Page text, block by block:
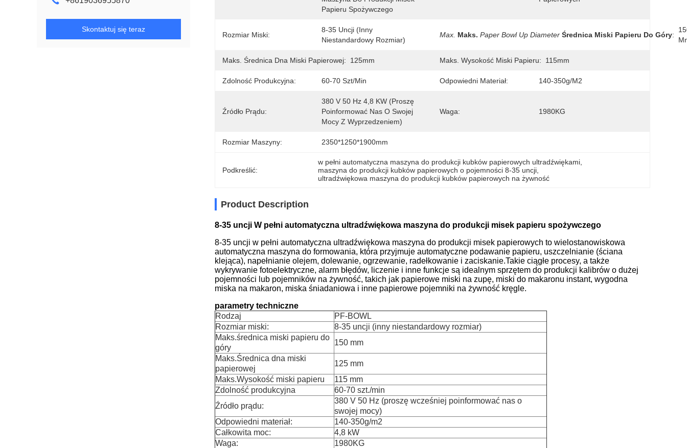
Skontaktuj się teraz
Papieru Spożywczego
Rozmiar Miski:
8-35 Uncji (inny
Niestandardowy Rozmiar)
Max. Maks. Paper Bowl Up Diameter Średnica Miski Papieru Do Góry:
Maks. Średnica Dna Miski Papierowej: 125mm Maks. Wysokość Miski Papieru: 115mm
Zdolność Produkcyjna: 60-70 Szt/min Odpowiedni Materiał: 140-350g/m2
Źródło Prądu:
380 V 50 Hz 4,8 KW (proszę
Poinformować Nas O Swojej
Mocy Z Wyprzedzeniem)
Waga: 1980KG
Rozmiar Maszyny: 2350*1250*1900mm
Podkreślić:
w pełni automatyczna maszyna do produkcji kubków papierowych ultradźwiękami
maszyna do produkcji kubków papierowych o pojemności 8-35 uncji
ultradźwiękowa maszyna do produkcji kubków papierowych na żywność
Product Description
8-35 uncji W pełni automatyczna ultradźwiękowa maszyna do produkcji misek papieru spożywczego
8-35 uncji w pełni automatyczna ultradźwiękowa maszyna do produkcji misek papierowych to wielostanowiskowa
automatyczna maszyna do formowania, która przyjmuje automatyczne podawanie papieru, uszczelnianie (ściana
klejąca), napełnianie olejem, dolewanie, ogrzewanie, radełkowanie i zaciskanie.Takie ciągłe procesy, a także
wykrywanie fotoelektryczne, alarm błędów, liczenie i inne funkcje są idealnym sprzętem do produkcji kalibrów o dużej
pojemności lub pojemników na żywność, takich jak papierowe miski na zupę, miski do makaronu instant, wygodna
miska na makaron, miska śniadaniowa i inne papierowe pojemniki na żywność kręgle.
parametry techniczne
Rodzaj
PF-BOWL
Rozmiar miski:
8-35 uncji (inny niestandardowy rozmiar)
Maks.średnica miski papieru do
góry
150 mm
Maks.Średnica dna miski
papierowej
125 mm
Maks.Wysokość miski papieru
115 mm
Zdolność produkcyjna
60-70 szt./min
Źródło prądu:
380 V 50 Hz (proszę wcześniej poinformować nas o
swojej mocy)
Odpowiedni materiał:
140-350g/m2
Całkowita moc:
4,8 kW
Waga:
1980KG